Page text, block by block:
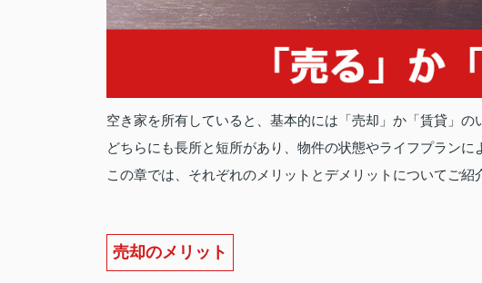
空き家を所有していると、基本的には「売却」か「賃貸」の
どちらにも長所と短所があり、物件の状態やライフプランに
この章では、それぞれのメリットとデメリットについてご紹
売却のメリット